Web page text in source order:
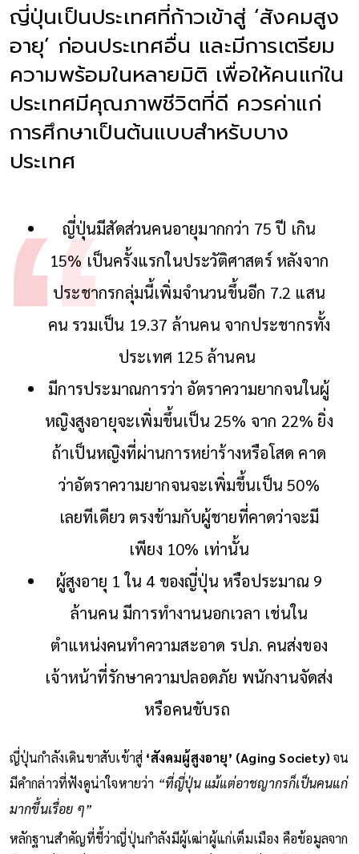
ญี่ปุ่นเป็นประเทศที่ก้าวเข้าสู่ ‘สังคมสูง
อายุ’ ก่อนประเทศอื่น และมีการเตรียม
ความพร้อมในหลายมิติ เพื่อให้คนแก่ใน
ประเทศมีคุณภาพชีวิตที่ดี ควรค่าแก่
การศึกษาเป็นต้นแบบสำหรับบาง
ประเทศ
ญี่ปุ่นมีสัดส่วนคนอายุมากกว่า 75 ปี เกิน
15% เป็นครั้งแรกในประวัติศาสตร์ หลังจาก
ประชากรกลุ่มนี้เพิ่มจำนวนขึ้นอีก 7.2 แสน
คน รวมเป็น 19.37 ล้านคน จากประชากรทั้ง
ประเทศ 125 ล้านคน
มีการประมาณการว่า อัตราความยากจนในผู้
หญิงสูงอายุจะเพิ่มขึ้นเป็น 25% จาก 22% ยิ่ง
ถ้าเป็นหญิงที่ผ่านการหย่าร้างหรือโสด คาด
ว่าอัตราความยากจนจะเพิ่มขึ้นเป็น 50%
เลยทีเดียว ตรงข้ามกับผู้ชายที่คาดว่าจะมี
เพียง 10% เท่านั้น
ผู้สูงอายุ 1 ใน 4 ของญี่ปุ่น หรือประมาณ 9
ล้านคน มีการทำงานนอกเวลา เช่นใน
ตำแหน่งคนทำความสะอาด รปภ. คนส่งของ
เจ้าหน้าที่รักษาความปลอดภัย พนักงานจัดส่ง
หรือคนขับรถ
ญี่ปุ่นกำลังเดินขาสับเข้าสู่ ‘สังคมผู้สูงอายุ’ (Aging Society) จน
มีคำกล่าวที่ฟังดูน่าใจหายว่า “ที่ญี่ปุ่น แม้แต่อาชญากรก็เป็นคนแก่
มากขึ้นเรื่อย ๆ”
หลักฐานสำคัญที่ชี้ว่าญี่ปุ่นกำลังมีผู้เฒ่าผู้แก่เต็มเมือง คือข้อมูลจาก